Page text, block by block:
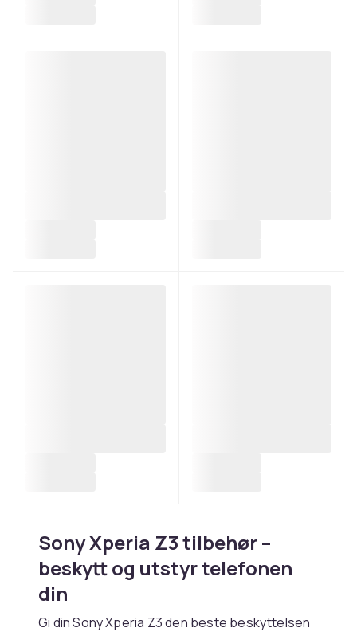
Sony Xperia Z3 tilbehør –
beskytt og utstyr telefonen
din
Gi din Sony Xperia Z3 den beste beskyttelsen